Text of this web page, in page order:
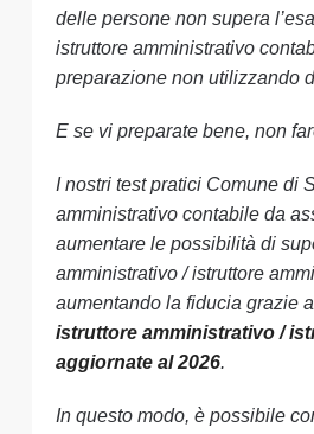
delle persone non supera
istruttore amministrativo
preparazione non utilizzando
E se vi preparate bene, non
I nostri test pratici Comune di
amministrativo contabile da
aumentare le possibilità di
amministrativo / istruttore
aumentando la fiducia grazie
istruttore amministrativo /
aggiornate al 2026.
In questo modo, è possibile